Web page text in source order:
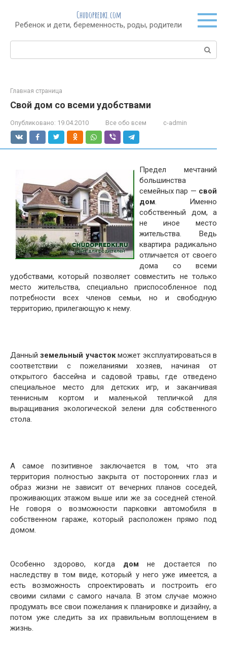
контенту
Chudopredki.com
Ребенок и дети, беременность, роды, родители
Поиск:
Главная страница
Свой дом со всеми удобствами
Опубликовано: 19.04.2010 Все обо всем c-admin
Предел мечтаний
большинства
семейных пар — свой
дом. Именно
собственный дом, а
не иное место
жительства. Ведь
квартира радикально
отличается от своего
дома со всеми
удобствами, который позволяет совместить не только
место жительства, специально приспособленное под
потребности всех членов семьи, но и свободную
территорию, прилегающую к нему.
Данныйземельный участокможет эксплуатироваться в
соответствии с пожеланиями хозяев, начиная от
открытого бассейна и садовой травы, где отведено
специальное место для детских игр, и заканчивая
теннисным кортом и маленькой тепличкой для
выращивания экологической зелени для собственного
стола.
А самое позитивное заключается в том, что эта
территория полностью закрыта от посторонних глаз и
образ жизни не зависит от вечерних планов соседей,
проживающих этажом выше или же за соседней стеной.
Не говоря о возможности парковки автомобиля в
собственном гараже, который расположен прямо под
домом.
Особенно здорово, когдадом не достается по
наследству в том виде, который у него уже имеется, а
есть возможность спроектировать и построить его
своими силами с самого начала. В этом случае можно
продумать все свои пожелания к планировке и дизайну, а
потом уже следить за их правильным воплощением в
жизнь.